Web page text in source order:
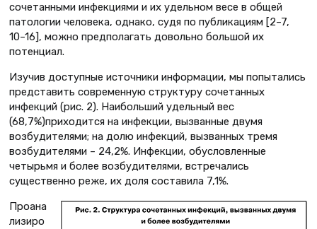
сочетанными инфекциями и их удельном весе в общей
патологии человека, однако, судя по публикациям [2–7,
10–16], можно предполагать довольно большой их
потенциал.
Изучив доступные источники информации, мы попытались
представить современную структуру сочетанных
инфекций (рис. 2). Наибольший удельный вес
(68,7%)приходится на инфекции, вызванные двумя
возбудителями; на долю инфекций, вызванных тремя
возбудителями – 24,2%. Инфекции, обусловленные
четырьмя и более возбудителями, встречались
существенно реже, их доля составила 7,1%.
Проана
лизиро